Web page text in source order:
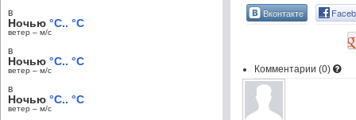
Вконтакте
Комментарии (0)
в
Ночью °C.. °C
ветер – м/c
в
Ночью °C.. °C
ветер – м/c
в
Ночью °C.. °C
ветер – м/c